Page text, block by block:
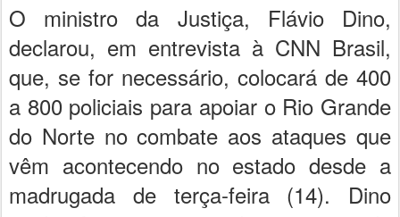
O ministro da Justiça, Flávio Dino,
declarou, em entrevista à CNN Brasil,
que, se for necessário, colocará de 400
a 800 policiais para apoiar o Rio Grande
do Norte no combate aos ataques que
vêm acontecendo no estado desde a
madrugada de terça-feira (14). Dino